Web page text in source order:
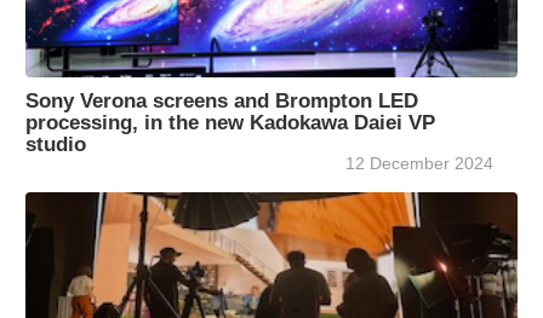
Sony Verona screens and Brompton LED
processing, in the new Kadokawa Daiei VP
studio
12 December 2024